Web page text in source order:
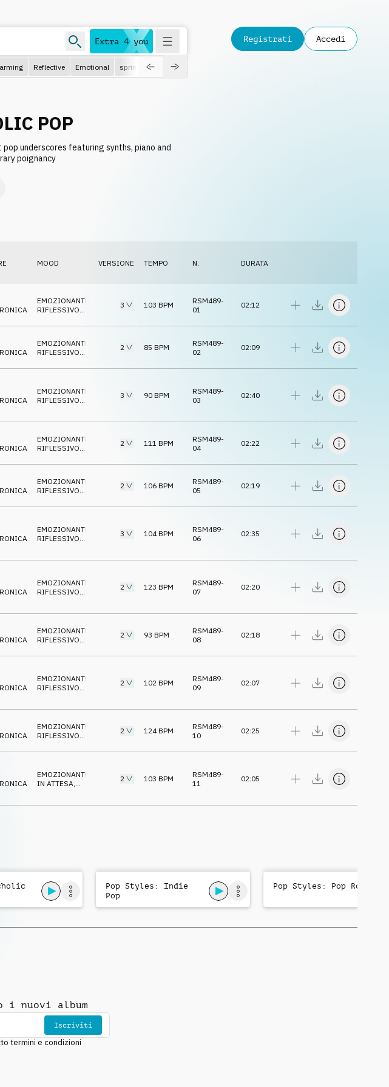
Extra 4 you
Reflective Emotional spring
Registrati Accedi
POP
underscores featuring synths, piano and
poignancy
MOOD VERSIONE TEMPO N. DURATA
EMOZIONANTE
RIFLESSIVO
3 103 BPM
RSM489-
01
02:12
EMOZIONANTE
RIFLESSIVO
2 85 BPM
RSM489-
02
02:09
EMOZIONANTE
RIFLESSIVO
3 90 BPM
RSM489-
03
02:40
EMOZIONANTE
RIFLESSIVO
2 111 BPM
RSM489-
04
02:22
EMOZIONANTE
RIFLESSIVO
2 106 BPM
RSM489-
05
02:19
EMOZIONANTE
RIFLESSIVO
3 104BPM
RSM489-
06
02:35
EMOZIONANTE
RIFLESSIVO
2 123 BPM
RSM489-
07
02:20
EMOZIONANTE
RIFLESSIVO
2 93 BPM
RSM489-
08
02:18
EMOZIONANTE
RIFLESSIVO
2 102 BPM
RSM489-
09
02:07
EMOZIONANTE
RIFLESSIVO
2 124BPM
RSM489-
10
02:25
EMOZIONANTE
IN ATTESA
2 103 BPM
RSM489-
11
02:05
Pop Styles: Indie
Pop
Pop Styles: Pop Rock
i nuovi album
Iscriviti
termini e condizioni